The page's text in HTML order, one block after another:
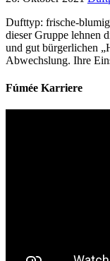
Dufttyp: frische-
dieser Gruppe lehnen
und gut bürgerlichen
Abwechslung. Ihre
Fúmée Karriere